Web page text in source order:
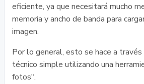
eficiente, ya que necesitará mucho
memoria y ancho de banda para
imagen.
Por lo general, esto se hace a través
técnico simple utilizando una
fotos".